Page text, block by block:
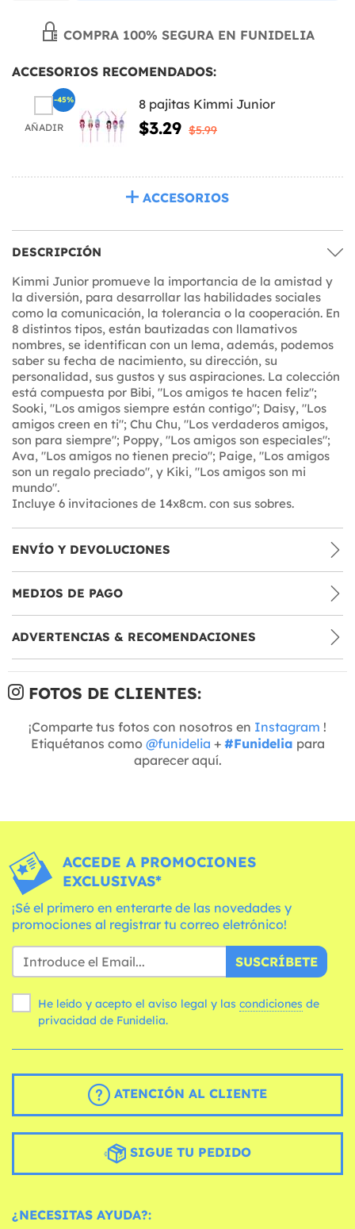
COMPRA 100% SEGURA EN FUNIDELIA
ACCESORIOS RECOMENDADOS:
AÑADIR
8 pajitas Kimmi Junior
$3.29 $5.99
-45%
ACCESORIOS
DESCRIPCIÓN
Kimmi Junior promueve la importancia de la amistad y
la diversión, para desarrollar las habilidades sociales
como la comunicación, la tolerancia o la cooperación. En
8 distintos tipos, están bautizadas con llamativos
nombres, se identifican con un lema, además, podemos
saber su fecha de nacimiento, su dirección, su
personalidad, sus gustos y sus aspiraciones. La colección
está compuesta por Bibi, "Los amigos te hacen feliz";
Sooki, "Los amigos siempre están contigo"; Daisy, "Los
amigos creen en ti"; Chu Chu, "Los verdaderos amigos,
son para siempre"; Poppy, "Los amigos son especiales";
Ava, "Los amigos no tienen precio"; Paige, "Los amigos
son un regalo preciado", y Kiki, "Los amigos son mi
mundo".
Incluye 6 invitaciones de 14x8cm. con sus sobres.
ENVÍO Y DEVOLUCIONES
MEDIOS DE PAGO
ADVERTENCIAS & RECOMENDACIONES
FOTOS DE CLIENTES:
¡Comparte tus fotos con nosotros en Instagram !
Etiquétanos como @funidelia + #Funidelia para
aparecer aquí.
ACCEDE A PROMOCIONES
EXCLUSIVAS*
¡Sé el primero en enterarte de las novedades y
promociones al registrar tu correo eletrónico!
SUSCRÍBETE
He leído y acepto el aviso legal y las condiciones
privacidad de Funidelia.
ATENCIÓN AL CLIENTE
SIGUE TU PEDIDO
¿NECESITAS AYUDA?: